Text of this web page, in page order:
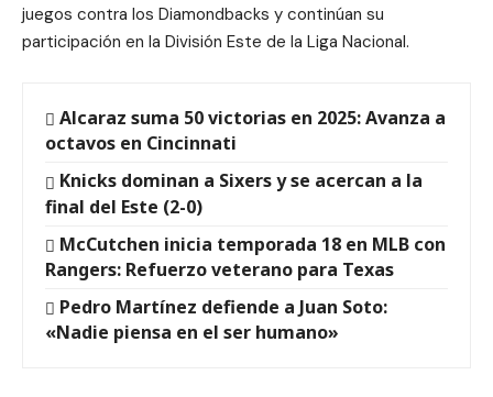
juegos contra los Diamondbacks y continúan su
participación en la División Este de la Liga Nacional.
Alcaraz suma 50 victorias en 2025: Avanza a
octavos en Cincinnati
Knicks dominan a Sixers y se acercan a la
final del Este (2-0)
McCutchen inicia temporada 18 en MLB con
Rangers: Refuerzo veterano para Texas
Pedro Martínez defiende a Juan Soto:
«Nadie piensa en el ser humano»